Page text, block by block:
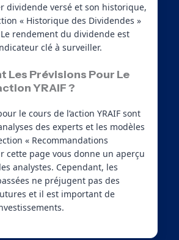
dividende versé et son historique,
« Historique des Dividendes »
rendement du dividende est
clé à surveiller.
Les Prévisions Pour Le
YRAIF ?
le cours de l’action YRAIF sont
des experts et les modèles
« Recommandations
cette page vous donne un aperçu
analystes. Cependant, les
ne préjugent pas des
et il est important de